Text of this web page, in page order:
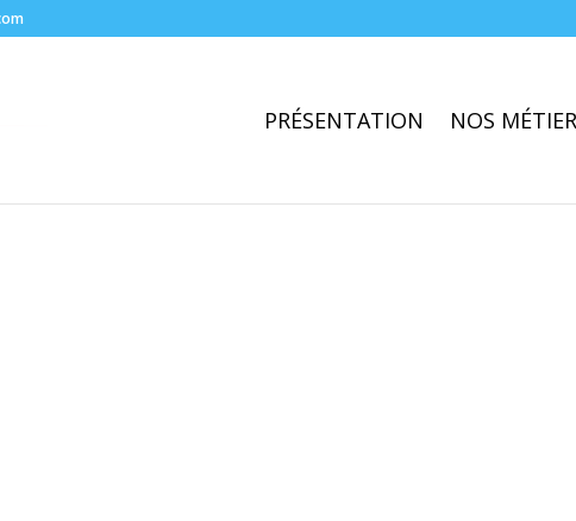
PRÉSENTATION NOS